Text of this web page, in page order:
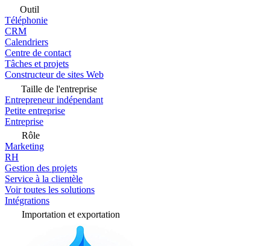
Outil
Téléphonie
CRM
Calendriers
Centre de contact
Tâches et projets
Constructeur de sites Web
Taille de l'entreprise
Entrepreneur indépendant
Petite entreprise
Entreprise
Rôle
Marketing
RH
Gestion des projets
Service à la clientèle
Voir toutes les solutions
Intégrations
Importation et exportation